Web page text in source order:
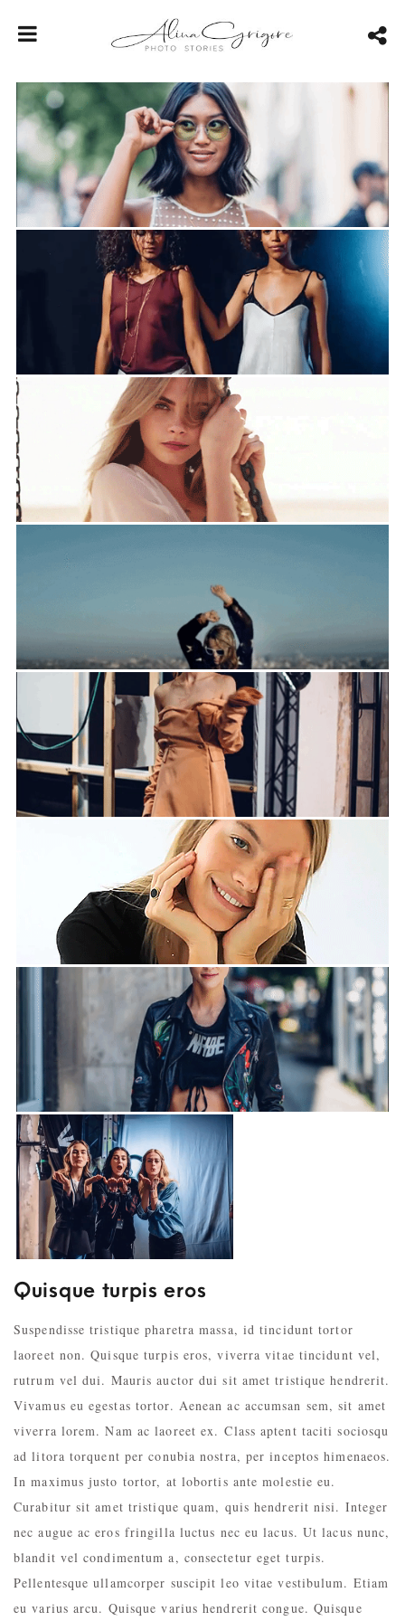
Quisque turpis eros
Suspendisse tristique pharetra massa, id tincidunt tortor
laoreet non. Quisque turpis eros, viverra vitae tincidunt vel,
rutrum vel dui. Mauris auctor dui sit amet tristique hendrerit.
Vivamus eu egestas tortor. Aenean ac accumsan sem, sit amet
viverra lorem. Nam ac laoreet ex. Class aptent taciti sociosqu
ad litora torquent per conubia nostra, per inceptos himenaeos.
In maximus justo tortor, at lobortis ante molestie eu.
Curabitur sit amet tristique quam, quis hendrerit nisi. Integer
nec augue ac eros fringilla luctus nec eu lacus. Ut lacus nunc,
blandit vel condimentum a, consectetur eget turpis.
Pellentesque ullamcorper suscipit leo vitae vestibulum. Etiam
eu varius arcu. Quisque varius hendrerit congue. Quisque